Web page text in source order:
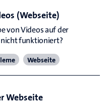
(Webseite)
von Videos auf der
nicht funktioniert?
Webseite
Webseite